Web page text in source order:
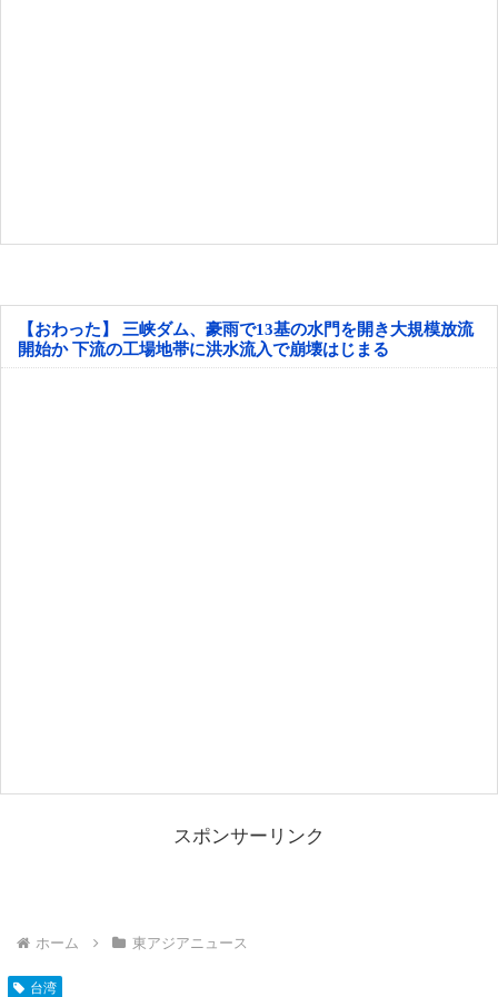
【おわった】 三峡ダム、豪雨で13基の水門を開き大規模放流
開始か 下流の工場地帯に洪水流入で崩壊はじまる
スポンサーリンク
ホーム 東アジアニュース
台湾